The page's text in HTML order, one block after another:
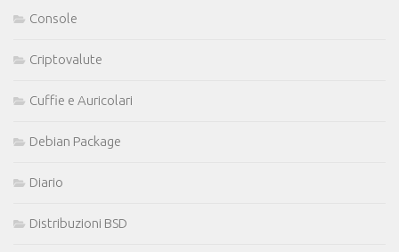
Console
Criptovalute
Cuffie e Auricolari
Debian Package
Diario
Distribuzioni BSD